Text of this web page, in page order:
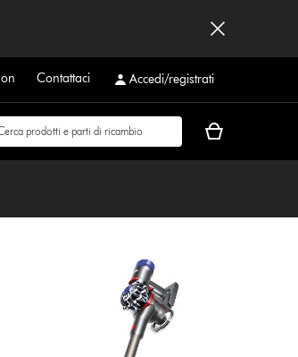
Contattaci Accedi/registrati
Il